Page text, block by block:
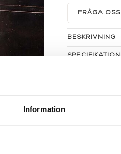
Information
FRÅGA
BESKRIVNING